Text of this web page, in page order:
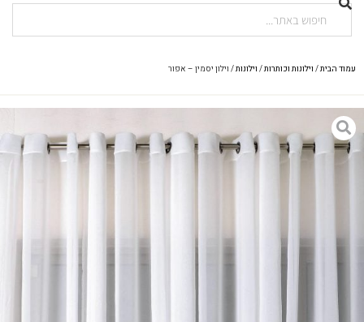
עמוד הבית/ וילונות וכותרות/ וילונות/ וילון יסמין – אפור